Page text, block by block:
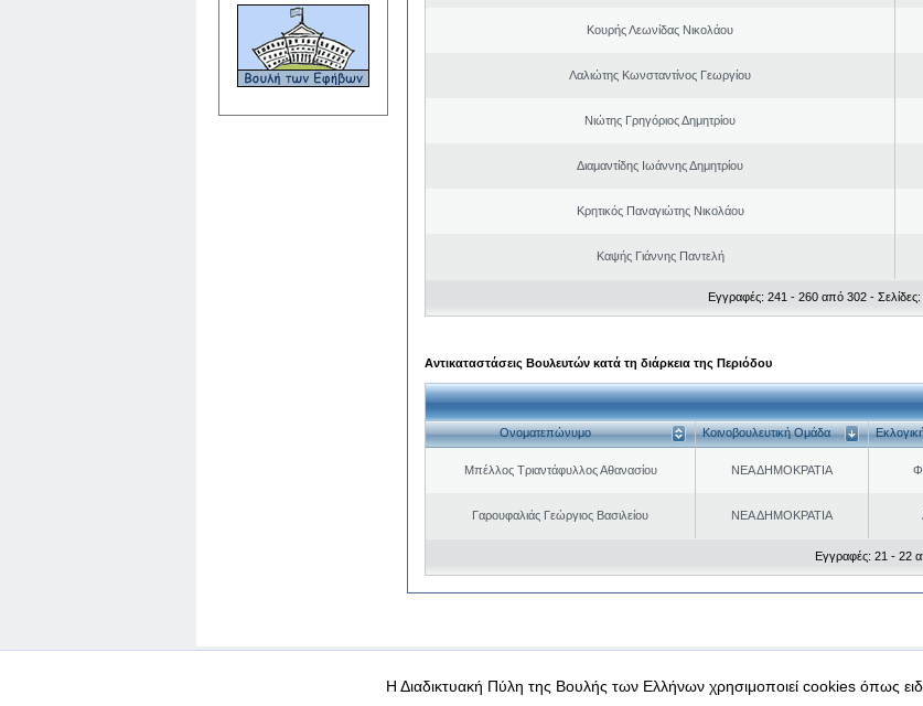
Κουρής Λεωνίδας Νικολάου
Λαλιώτης Κωνσταντίνος Γεωργίου
Νιώτης Γρηγόριος Δημητρίου
Διαμαντίδης Ιωάννης Δημητρίου
Κρητικός Παναγιώτης Νικολάου
Καψής Γιάννης Παντελή
Εγγραφές: 241 - 260 από 302 - Σελίδες:
Αντικαταστάσεις Βουλευτών κατά τη διάρκεια της Περιόδου
Ονοματεπώνυμο Κοινοβουλευτική Ομάδα
Μπέλλος Τριαντάφυλλος Αθανασίου ΝΕΑ ΔΗΜΟΚΡΑΤΙΑ
Γαρουφαλιάς Γεώργιος Βασιλείου ΝΕΑ ΔΗΜΟΚΡΑΤΙΑ
Εγγραφές: 21 - 22
Όροι χρήσης Προσωπικά δεδομένα Ασφάλεια & Πρόσβαση
Η Διαδικτυακή Πύλη της Βουλής των Ελλήνων χρησιμοποιεί cookies όπως